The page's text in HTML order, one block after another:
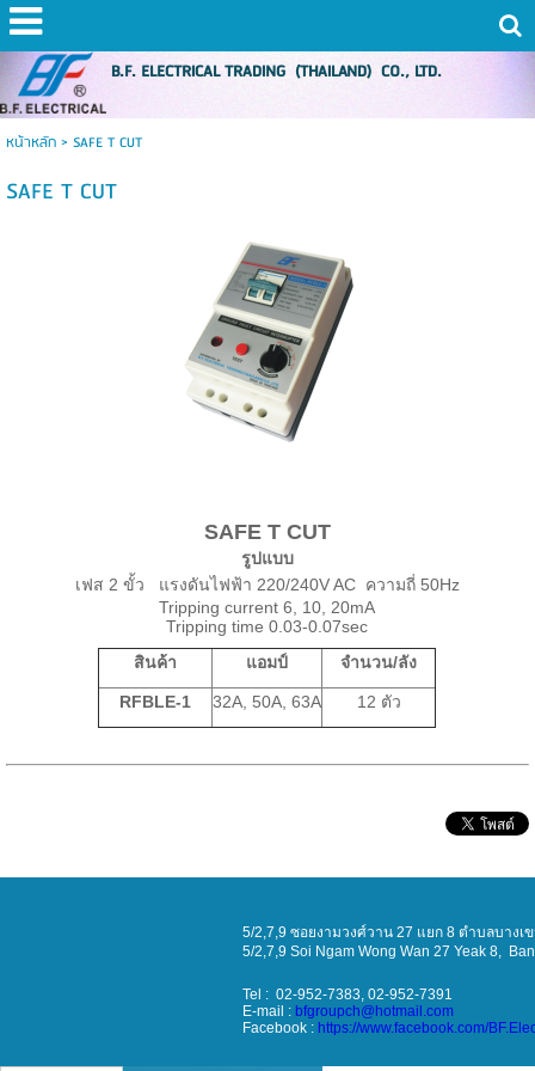
B.F. ELECTRICAL TRADING (THAILAND) CO., LTD.
หน้าหลัก> SAFE T CUT
SAFE T CUT
SAFE T CUT
รูปแบบ
เฟส 2 ขั้ว แรงดันไฟฟ้า 220/240V AC ความถี่ 50Hz
Tripping current 6, 10, 20mA
Tripping time 0.03-0.07sec
สินค้า
แอมป์ จำนวน/ลัง
RFBLE-1 32A, 50A, 63A 12 ตัว
5/2,7,9 ซอยงามวงศ์วาน 27 แยก 8 ตำบลบาง
5/2,7,9 Soi Ngam Wong Wan 27 Yeak 8 ,
Tel : 02-952-7383, 02-952-7391
E-mail : bfgroupch@hotmail.com
Facebook : https://www.facebook.com/